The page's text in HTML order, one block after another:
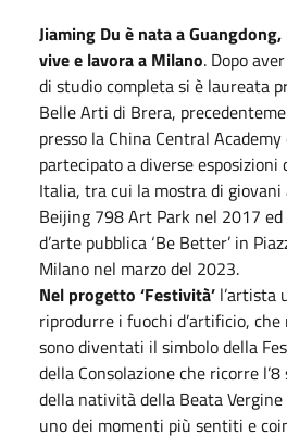
Jiaming Du è nata a
vive e lavora a Milano. Dopo
di studio completa si è laureata
Belle Arti di Brera,
presso la China Central
partecipato a diverse
Italia, tra cui la mostra di giovani
Beijing 798 Art Park nel 2017 ed
d’arte pubblica ‘Be Better’ in
Milano nel marzo del 2023.
Nel progetto ‘Festività’ l’artista
riprodurre i fuochi d’artificio,
sono diventati il simbolo della
della Consolazione che ricorre
della natività della Beata
uno dei momenti più sentiti e